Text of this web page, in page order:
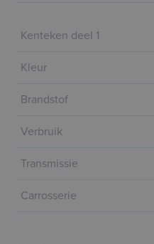
Kenteken deel 1
Kleur
Brandstof
Verbruik
Transmissie
Carrosserie